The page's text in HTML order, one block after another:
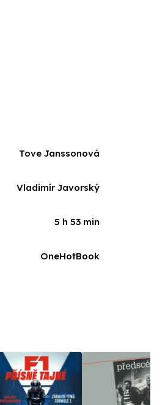
Tove Janssonová
Vladimír Javorský
5 h 53 min
OneHotBook